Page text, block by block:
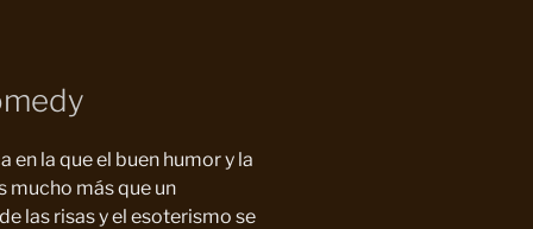
en la que el buen humor y la
mucho más que un
las risas y el esoterismo se